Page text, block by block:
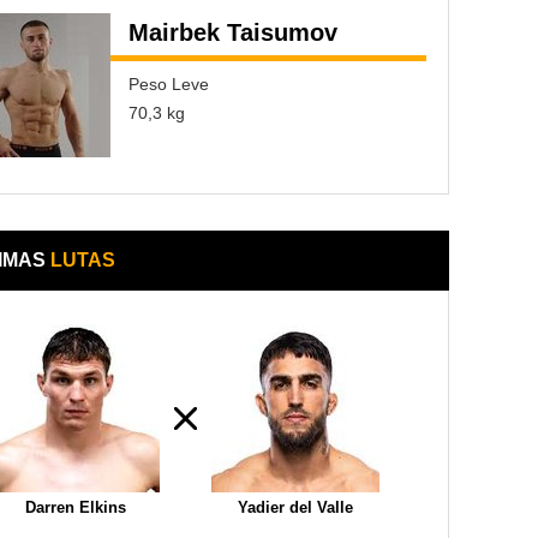
Mairbek Taisumov
Peso Leve
70,3 kg
LUTAS
Darren Elkins Yadier del Valle